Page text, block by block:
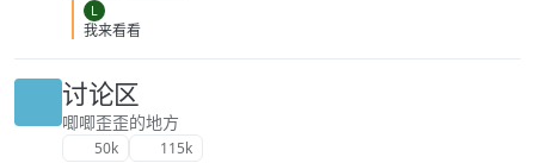
L
我来看看
讨论区
唧唧歪歪的地方
50k 115k